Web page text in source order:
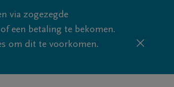
via zogezegde
een betaling te bekomen.
om dit te voorkomen.